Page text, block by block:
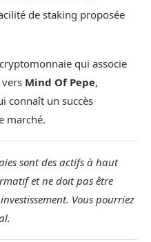
de staking proposée
qui associe
Mind Of Pepe,
connaît un succès
marché.
sont des actifs à haut
et ne doit pas être
Vous pourriez